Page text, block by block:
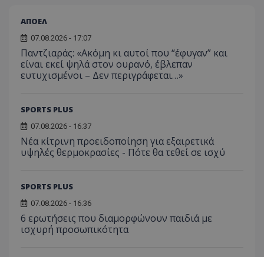
ΑΠΟΕΛ
07.08.2026 - 17:07
Παντζιαράς: «Ακόμη κι αυτοί που “έφυγαν” και
είναι εκεί ψηλά στον ουρανό, έβλεπαν
ευτυχισμένοι – Δεν περιγράφεται…»
SPORTS PLUS
07.08.2026 - 16:37
Νέα κίτρινη προειδοποίηση για εξαιρετικά
υψηλές θερμοκρασίες - Πότε θα τεθεί σε ισχύ
SPORTS PLUS
07.08.2026 - 16:36
6 ερωτήσεις που διαμορφώνουν παιδιά με
ισχυρή προσωπικότητα